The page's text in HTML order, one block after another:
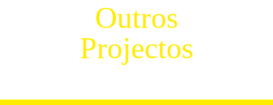
Outros
Projectos